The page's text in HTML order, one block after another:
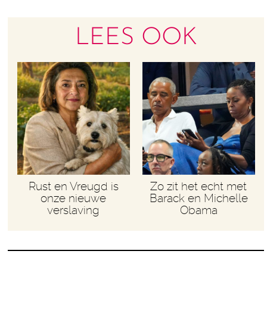
LEES OOK
Rust en Vreugd is
onze nieuwe
verslaving
Zo zit het echt met
Barack en Michelle
Obama